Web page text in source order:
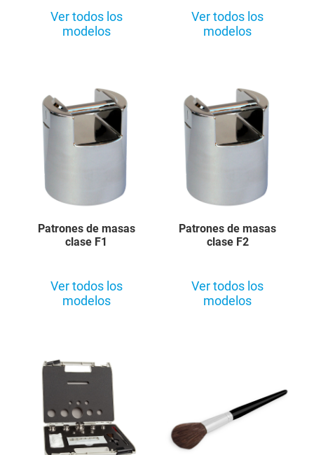
Ver todos los
modelos
Ver todos los
modelos
Patrones de masas
clase F1
Ver todos los
modelos
Patrones de masas
clase F2
Ver todos los
modelos